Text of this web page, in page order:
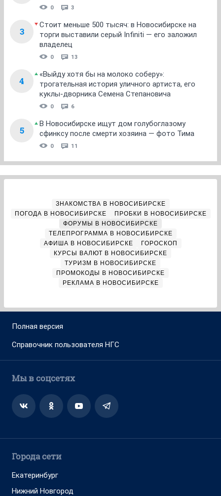
0 3
3
Стоит меньше 500 тысяч: в Новосибирске на
торги выставили серый Infiniti — его заложил
владелец
0 13
4
«Выйду хотя бы на молоко соберу»:
трогательная история уличного артиста, его
куклы-дворника Семена Степановича
0 6
5
В Новосибирске ищут дом голубоглазому
сфинксу после смерти хозяина — фото Тима
0 11
ЗНАКОМСТВА В НОВОСИБИРСКЕ
ПОГОДА В НОВОСИБИРСКЕ
ПРОБКИ В НОВОСИБИРСКЕ
ФОРУМЫ В НОВОСИБИРСКЕ
ТЕЛЕПРОГРАММА В НОВОСИБИРСКЕ
АФИША В НОВОСИБИРСКЕ
ГОРОСКОП
КУРСЫ ВАЛЮТ В НОВОСИБИРСКЕ
ТУРИЗМ В НОВОСИБИРСКЕ
ПРОМОКОДЫ В НОВОСИБИРСКЕ
РЕКЛАМА В НОВОСИБИРСКЕ
Полная версия
Справочник пользователя НГС
Мы в соцсетях
Города сети
Екатеринбург
Нижний Новгород